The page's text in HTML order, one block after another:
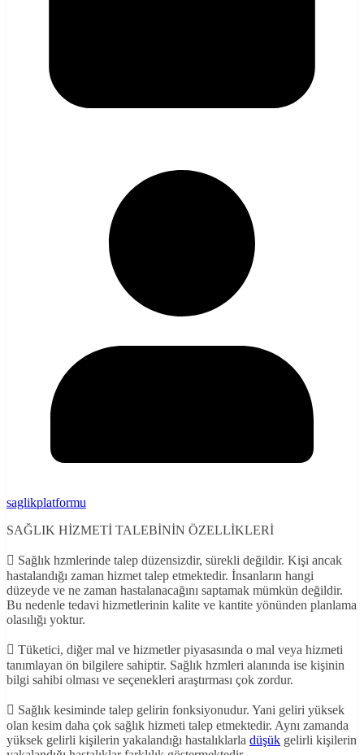
saglikplatformu
SAĞLIK HİZMETİ TALEBİNİN ÖZELLİKLERİ
 Sağlık hzmlerinde talep düzensizdir, sürekli değildir. Kişi ancak
hastalandığı zaman hizmet talep etmektedir. İnsanların hangi
düzeyde ve ne zaman hastalanacağını saptamak mümkün değildir.
Bu nedenle tedavi hizmetlerinin kalite ve kantite yönünden planlama
olasılığı yoktur.
 Tüketici, diğer mal ve hizmetler piyasasında o mal veya hizmeti
tanımlayan ön bilgilere sahiptir. Sağlık hzmleri alanında ise kişinin
bilgi sahibi olması ve seçenekleri araştırması çok zordur.
 Sağlık kesiminde talep gelirin fonksiyonudur. Yani geliri yüksek
olan kesim daha çok sağlık hizmeti talep etmektedir. Aynı zamanda
yüksek gelirli kişilerin yakalandığı hastalıklarla düşük gelirli kişilerin